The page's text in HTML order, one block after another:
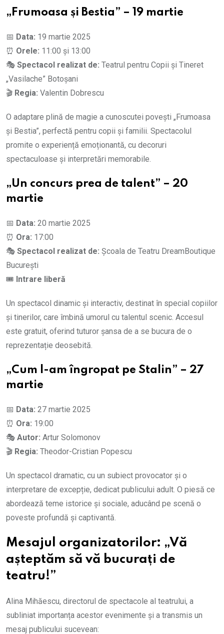
„Frumoasa și Bestia” – 19 martie
📅 Data: 19 martie 2025
⏰ Orele: 11:00 și 13:00
🎭 Spectacol realizat de: Teatrul pentru Copii și Tineret
„Vasilache” Botoșani
🎬 Regia: Valentin Dobrescu
O adaptare plină de magie a cunoscutei povești „Frumoasa
și Bestia”, perfectă pentru copii și familii. Spectacolul
promite o experiență emoționantă, cu decoruri
spectaculoase și interpretări memorabile.
„Un concurs prea de talent” – 20
martie
📅 Data: 20 martie 2025
⏰ Ora: 17:00
🎭 Spectacol realizat de: Școala de Teatru DreamBoutique
București
🎟️ Intrare liberă
Un spectacol dinamic și interactiv, destinat în special copiilor
și tinerilor, care îmbină umorul cu talentul scenic. Accesul
este gratuit, oferind tuturor șansa de a se bucura de o
reprezentație deosebită.
„Cum l-am îngropat pe Stalin” – 27
martie
📅 Data: 27 martie 2025
⏰ Ora: 19:00
🎭 Autor: Artur Solomonov
🎬 Regia: Theodor-Cristian Popescu
Un spectacol dramatic, cu un subiect provocator și o
interpretare de excepție, dedicat publicului adult. O piesă ce
abordează teme istorice și sociale, aducând pe scenă o
poveste profundă și captivantă.
Mesajul organizatorilor: „Vă
așteptăm să vă bucurați de
teatru!”
Alina Mihăescu, directorul de spectacole al teatrului, a
subliniat importanța acestor evenimente și a transmis un
mesaj publicului sucevean: